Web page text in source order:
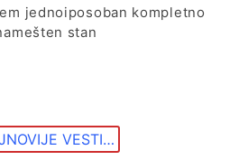
jednoiposoban kompletno
stan
VESTI…